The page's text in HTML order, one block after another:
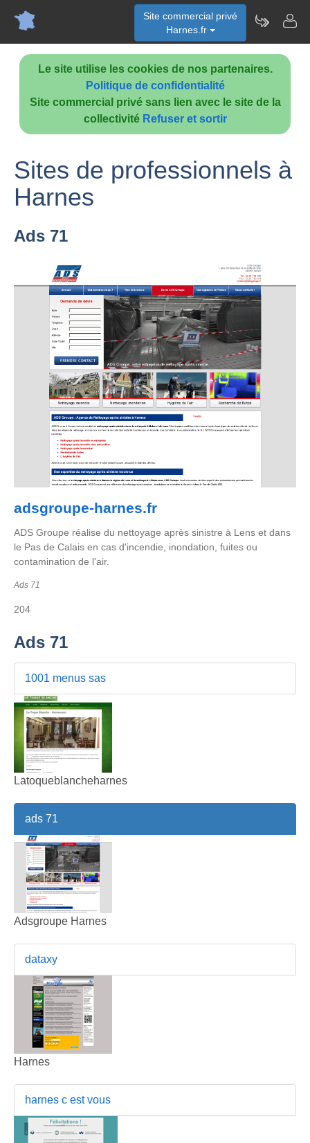
Le site utilise les cookies de nos partenaires.
Politique de confidentialité
Site commercial privé sans lien avec le site de la
collectivité Refuser et sortir
Site commercial privé
Harnes.fr
Sites de professionnels à
Harnes
Ads 71
adsgroupe-harnes.fr
ADS Groupe réalise du nettoyage après sinistre à Lens et dans
le Pas de Calais en cas d'incendie, inondation, fuites ou
contamination de l'air.
Ads 71
204
Ads 71
1001 menus sas
Latoqueblancheharnes
ads 71
Adsgroupe Harnes
dataxy
Harnes
harnes c est vous